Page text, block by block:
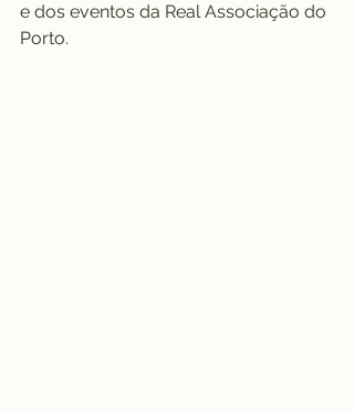
e dos eventos da Real Associação do
Porto.